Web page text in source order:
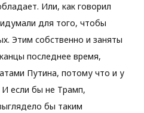
Или, как говорил
для того, чтобы
Этим собственно и заняты
последнее время,
Путина, потому что и у
И если бы не Трамп,
бы таким